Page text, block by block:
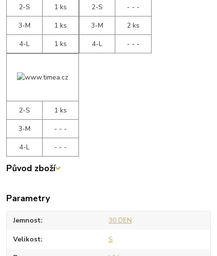
2-S
1 ks
3-M
1 ks
4-L
1 ks
2-S
- - -
3-M
2 ks
4-L
- - -
2-S
1 ks
3-M
- - -
4-L
- - -
Původ zboží
Parametry
Jemnost 30 DEN
Velikost S